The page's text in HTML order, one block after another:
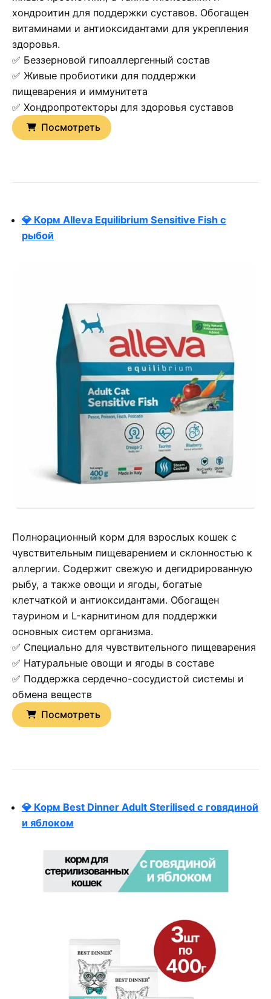
хондроитин для поддержки суставов. Обогащен
витаминами и антиоксидантами для укрепления
здоровья.
✅ Беззерновой гипоаллергенный состав
✅ Живые пробиотики для поддержки
пищеварения и иммунитета
✅ Хондропротекторы для здоровья суставов
Посмотреть
💎 Корм Alleva Equilibrium Sensitive Fish с
рыбой
Полнорационный корм для взрослых кошек с
чувствительным пищеварением и склонностью к
аллергии. Содержит свежую и дегидрированную
рыбу, а также овощи и ягоды, богатые
клетчаткой и антиоксидантами. Обогащен
таурином и L-карнитином для поддержки
основных систем организма.
✅ Специально для чувствительного пищеварения
✅ Натуральные овощи и ягоды в составе
✅ Поддержка сердечно-сосудистой системы и
обмена веществ
Посмотреть
💎 Корм Best Dinner Adult Sterilised с говядиной
и яблоком